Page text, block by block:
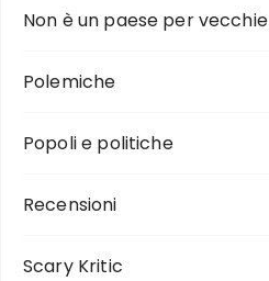
Non è un paese per vecchie
Polemiche
Popoli e politiche
Recensioni
Scary Kritic